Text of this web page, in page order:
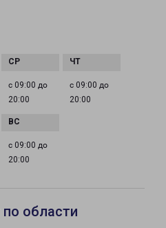
с 09:00 до
20:00
с 09:00 до
20:00
с 09:00 до
20:00
области